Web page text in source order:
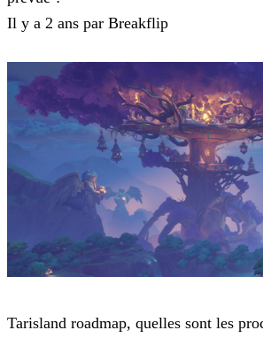
Il y a 2 ans par Breakflip
Tarisland roadmap, quelles sont les